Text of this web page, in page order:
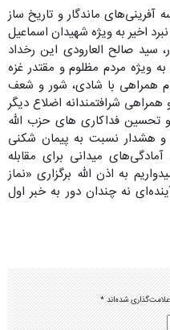
آفرینی‌های ماندگار و تاریخ ساز
اخیر به ویژه شهیدان اسماعیل
سید صالح العارودی این رخداد
ویژه مردم مظلوم و مقتدر غزه
همراهی با شادی، شور و شعف
شرافتمندانه اضلاع دیگر
تحسین فداکاری های حزب الله
و هشدار نسبت به پیمان شکنی
میدانی برای مقابله
به اذن الله برگزاری «نماز
نه چندان دور به خبر اول
شده‌اند*